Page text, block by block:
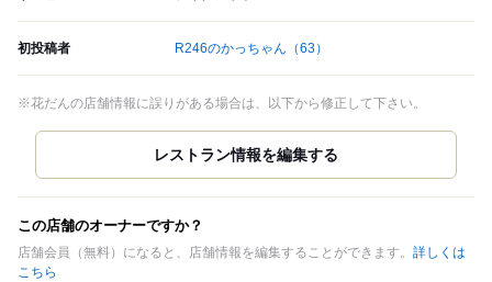
初投稿者 R246のかっちゃん （63）
※花だんの店舗情報に誤りがある場合は、以下から修正して下さい。
この店舗のオーナーですか？
店舗会員（無料）になると、店舗情報を編集することができます。 詳しくは
こちら